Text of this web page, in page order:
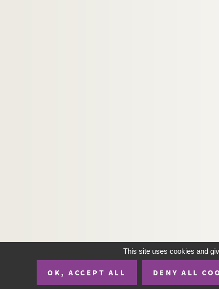
This site uses cookies and
OK, ACCEPT ALL DENY ALL